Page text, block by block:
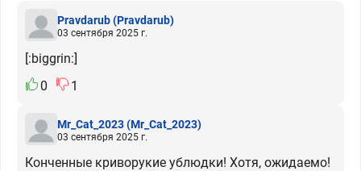
Pravdarub(Pravdarub)
03 сентября 2025 г.
[:biggrin:]
0
1
Mr_Cat_2023(Mr_Cat_2023)
03 сентября 2025 г.
Конченные криворукие ублюдки! Хотя, ожидаемо!